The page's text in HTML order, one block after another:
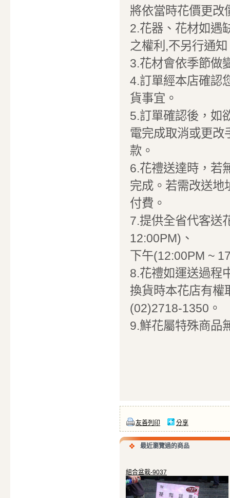
將依當時花價更改
2.花器、花材如遇
之權利,不另行通
3.花材會依季節做
4.訂單經本店確認
貨事宜。
5.訂單確認後，如
電完成取消或更改
款。
6.花禮送達時，若
完成。若需改送地
付費。
7.提供全省代客送
12:00PM)、
下午(12:00PM ~
8.花禮如運送過程
換貨時本花店有權
(02)2718-1350。
9.鮮花屬特殊商品
友善列印 分享
最近瀏覽過的商品
組合盆栽-9037